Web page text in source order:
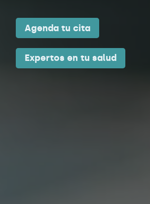
Agenda tu cita
Expertos en tu salud